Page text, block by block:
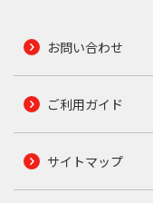
お問い合わせ
ご利用ガイド
サイトマップ